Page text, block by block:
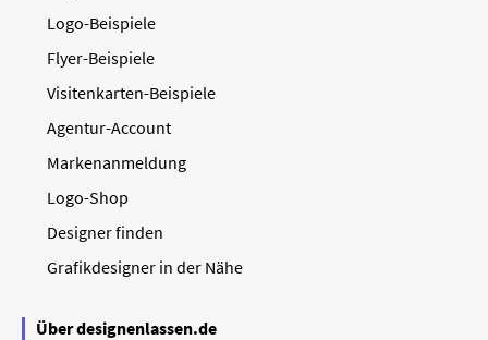
Logo-Beispiele
Flyer-Beispiele
Visitenkarten-Beispiele
Agentur-Account
Markenanmeldung
Logo-Shop
Designer finden
Grafikdesigner in der Nähe
Über designenlassen.de